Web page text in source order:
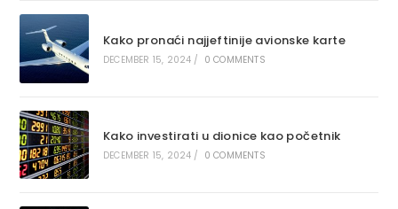
Kako pronaći najjeftinije avionske karte
DECEMBER 15, 2024 / 0 COMMENTS
Kako investirati u dionice kao početnik
DECEMBER 15, 2024 / 0 COMMENTS